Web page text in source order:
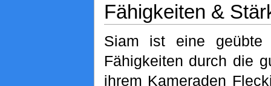
Fähigkeiten &
Siam ist eine geübte
Fähigkeiten durch die
ihrem Kameraden